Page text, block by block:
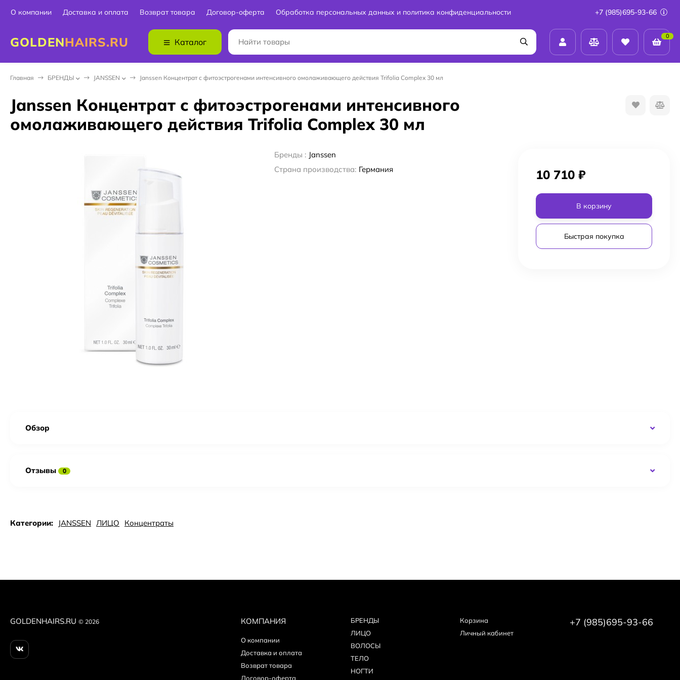
О компании Доставка и оплата Возврат товара Договор-оферта Обработка персональных данных и политика конфиденциальности +7 (985)695-93-66
GOLDENHAIRS.RU Каталог
0
Главная БPEНДЫ JANSSEN Janssen Концентрат с фитоэстрогенами интенсивного омолаживающего действия Trifolia Complex 30 мл
Janssen Концентрат с фитоэстрогенами интенсивного
омолаживающего действия Trifolia Complex 30 мл
Бренды : Janssen
Страна производства: Германия 10 710 ₽
В корзину
Быстрая покупка
Обзор
Отзывы 0
Категории: JANSSEN ЛИЦО Концентраты
GOLDENHAIRS.RU © 2026 КОМПАНИЯ
О компании
Доставка и оплата
Возврат товара
Договор-оферта
БPEНДЫ
ЛИЦО
ВОЛОСЫ
ТЕЛО
НОГТИ
Корзина
Личный кабинет
+7 (985)695-93-66